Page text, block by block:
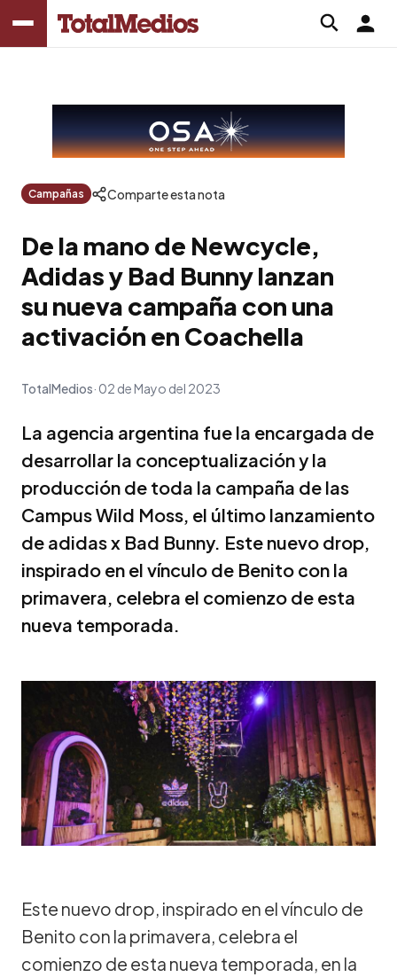
Campañas Comparte esta nota
De la mano de Newcycle,
Adidas y Bad Bunny lanzan
su nueva campaña con una
activación en Coachella
TotalMedios 02 de Mayo del 2023
La agencia argentina fue la encargada de
desarrollar la conceptualización y la
producción de toda la campaña de las
Campus Wild Moss, el último lanzamiento
de adidas x Bad Bunny. Este nuevo drop,
inspirado en el vínculo de Benito con la
primavera, celebra el comienzo de esta
nueva temporada.
Este nuevo drop, inspirado en el vínculo de
Benito con la primavera, celebra el
comienzo de esta nueva temporada, en la